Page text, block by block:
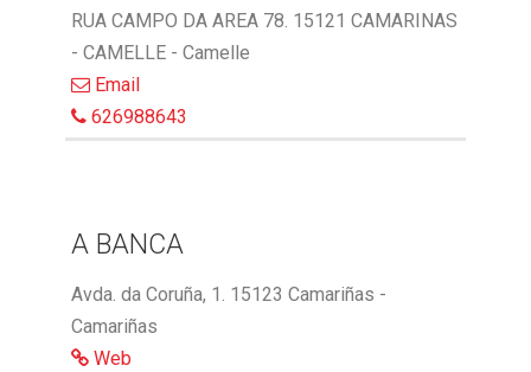
RUA CAMPO DA AREA 78. 15121 CAMARINAS
- CAMELLE - Camelle
Email
626988643
A BANCA
Avda. da Coruña, 1. 15123 Camariñas -
Camariñas
Web